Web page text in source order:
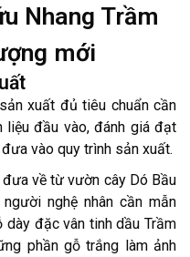
Nhang Trầm
mới
xuất đủ tiêu chuẩn cần
liệu đầu vào, đánh giá đạt
vào quy trình sản xuất.
về từ vườn cây Dó Bầu
nghệ nhân cần mẫn
đặc vân tinh dầu Trầm
phần gỗ trắng làm ảnh